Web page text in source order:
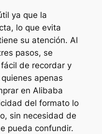
ya que la
lo que evita
su atención. Al
pasos, se
de recordar y
apenas
en Alibaba
del formato lo
sin necesidad de
pueda confundir.